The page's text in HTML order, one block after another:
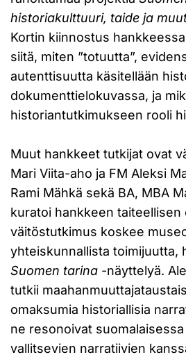
historiakulttuuri, taide ja
Kortin kiinnostus
siitä, miten ”totuutta”,
autenttisuutta käsitellään
dokumenttielokuvassa, ja
historiantutkimukseen rooli
Muut hankkeet tutkijat ovat
Mari Viita-aho ja FM Aleksi
Rami Mähkä sekä BA, MBA
kuratoi hankkeen taiteellisen
väitöstutkimus koskee
yhteiskunnallista toimijuutta,
Suomen tarina -näyttelyä.
tutkii
omaksumia historiallisia
ne resonoivat
vallitsevien narratiivien